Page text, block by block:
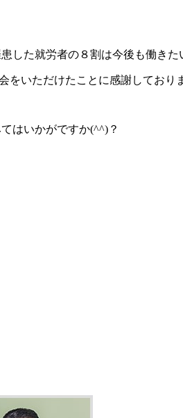
した就労者の８割は今後も働きた
をいただけたことに感謝しており
はいかがですか(^^)？